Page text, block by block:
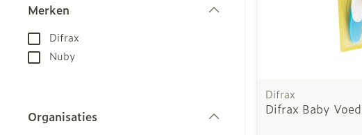
Merken
Difrax
Nuby
Organisaties
Difrax
Difrax Baby